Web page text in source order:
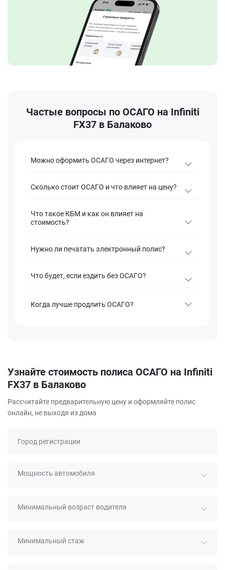
Частые вопросы по ОСАГО на Infiniti
FX37 в Балаково
Можно оформить ОСАГО через интернет?
Сколько стоит ОСАГО и что влияет на цену?
Что такое КБМ и как он влияет на
стоимость?
Нужно ли печатать электронный полис?
Что будет, если ездить без ОСАГО?
Когда лучше продлить ОСАГО?
Узнайте стоимость полиса ОСАГО на Infiniti
FX37 в Балаково
Рассчитайте предварительную цену и оформляйте полис
онлайн, не выходя из дома
Город регистрации
Мощность автомобиля
Минимальный возраст водителя
Минимальный стаж